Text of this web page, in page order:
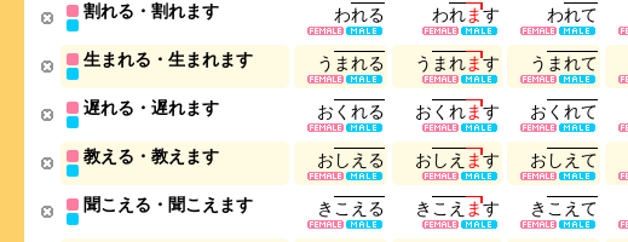
割れる・割れます われる われます われて
生まれる・生まれます う まれる う まれます う まれて
遅れる・遅れます お く れる お く れます お く れて
教える・教えます お し え る お し え ます お し え て
聞こえる・聞こえます き こ え る き こ え ます き こ え て